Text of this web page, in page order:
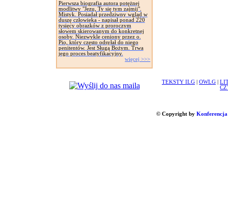
Pierwsza biografia autora potężnej
modlitwy "Jezu, Ty się tym zajmij".
Mistyk. Posiadał przedziwny wgląd w
duszę człowieka - napisał ponad 220
tysięcy obrazków z proroczym
słowem skierowanym do konkretnej
osoby. Niezwykle ceniony przez o.
Pio, który często odsyłał do niego
penitentów. Jest Sługą Bożym. Trwa
jego proces beatyfikacyjny.
więcej >>>
TEKSTY ILG OWLG
© Copyright by Konferencja